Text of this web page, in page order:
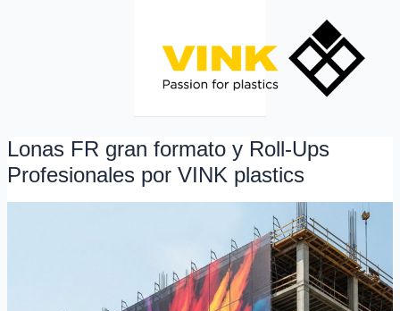
Lonas FR gran formato y Roll-Ups
Profesionales por VINK plastics
Lonas
FR
gran
formato